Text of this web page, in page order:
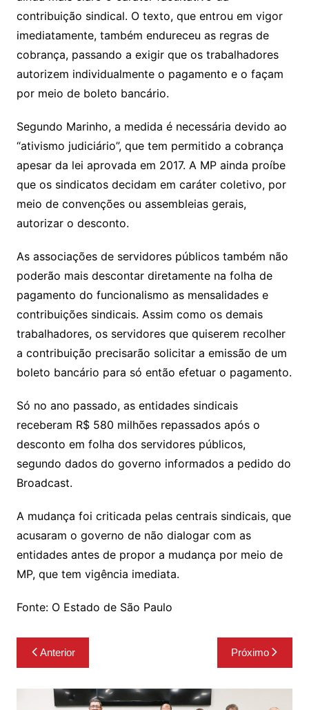
contribuição sindical. O texto, que entrou em vigor
imediatamente, também endureceu as regras de
cobrança, passando a exigir que os trabalhadores
autorizem individualmente o pagamento e o façam
por meio de boleto bancário.
Segundo Marinho, a medida é necessária devido ao
“ativismo judiciário”, que tem permitido a cobrança
apesar da lei aprovada em 2017. A MP ainda proíbe
que os sindicatos decidam em caráter coletivo, por
meio de convenções ou assembleias gerais,
autorizar o desconto.
As associações de servidores públicos também não
poderão mais descontar diretamente na folha de
pagamento do funcionalismo as mensalidades e
contribuições sindicais. Assim como os demais
trabalhadores, os servidores que quiserem recolher
a contribuição precisarão solicitar a emissão de um
boleto bancário para só então efetuar o pagamento.
Só no ano passado, as entidades sindicais
receberam R$ 580 milhões repassados após o
desconto em folha dos servidores públicos,
segundo dados do governo informados a pedido do
Broadcast.
A mudança foi criticada pelas centrais sindicais, que
acusaram o governo de não dialogar com as
entidades antes de propor a mudança por meio de
MP, que tem vigência imediata.
Fonte: O Estado de São Paulo
Navegação
de
Post
Anterior Próximo